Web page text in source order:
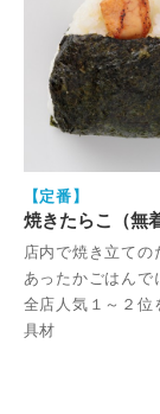
【定番】
焼きたらこ（無
店内で焼き立ての
あったかごはんで
全店人気１～２位
具材